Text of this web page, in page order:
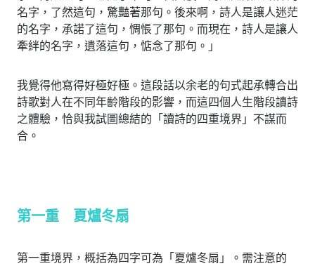
名字，了然這句，驚豔著那句。後來啊，詩人是讓人迷茫
的名字，承諾了這句，惆悵了那句。而現在，詩人是讓人
牽絆的名字，遺落這句，惦念了那句。」
我覺得他寫得好極好極。這段話以余老的句式起承轉合出
詩歌對人在不同年齡階段的影響，而這四個人生階段讀詩
之體驗，恰與我試圖總結的「讀詩的四重境界」不謀而
合。
第一重 夏爐冬扇
第一重境界，概括為四字可為「夏爐冬扇」。需注意的